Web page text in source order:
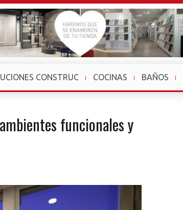
CONSTRUC COCINAS BAÑOS
funcionales y